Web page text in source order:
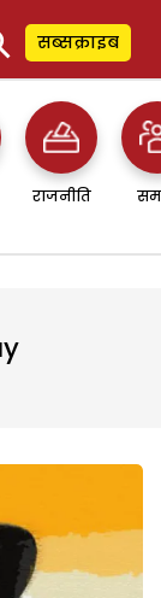
सब्सक्राइब
राजनीति